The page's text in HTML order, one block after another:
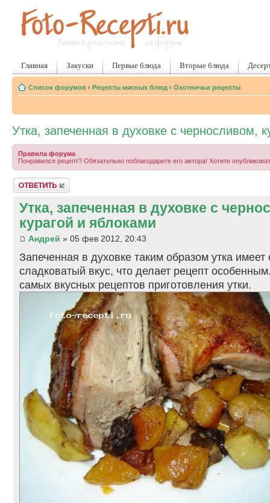
Главная Закуски Первые блюда Вторые блюда
Список форумов ‹ Рецепты мясных блюд ‹ Охотничьи рецепты
Утка, запеченная в духовке с черносливом,
Правила форума
Понравился рецепт? Обязательно поблагодарите его автора! Хотите
Ответить
Утка, запеченная в духовке с
курагой и яблоками
Андрей » 05 фев 2012, 20:43
Запеченная в духовке таким образом утка
сладковатый вкус, что делает рецепт
самых вкусных рецептов приготовления утки.